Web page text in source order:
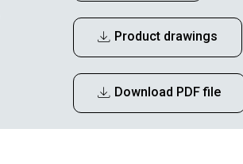
Product drawings
Download PDF file